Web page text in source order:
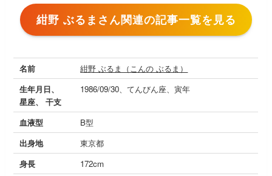
紺野 ぶるまさん関連の記事一覧を見る
名前
紺野 ぶるま（こんの ぶるま）
生年月日、
星座、 干支
1986/09/30、てんびん座、寅年
血液型
B型
出身地
東京都
身長
172cm